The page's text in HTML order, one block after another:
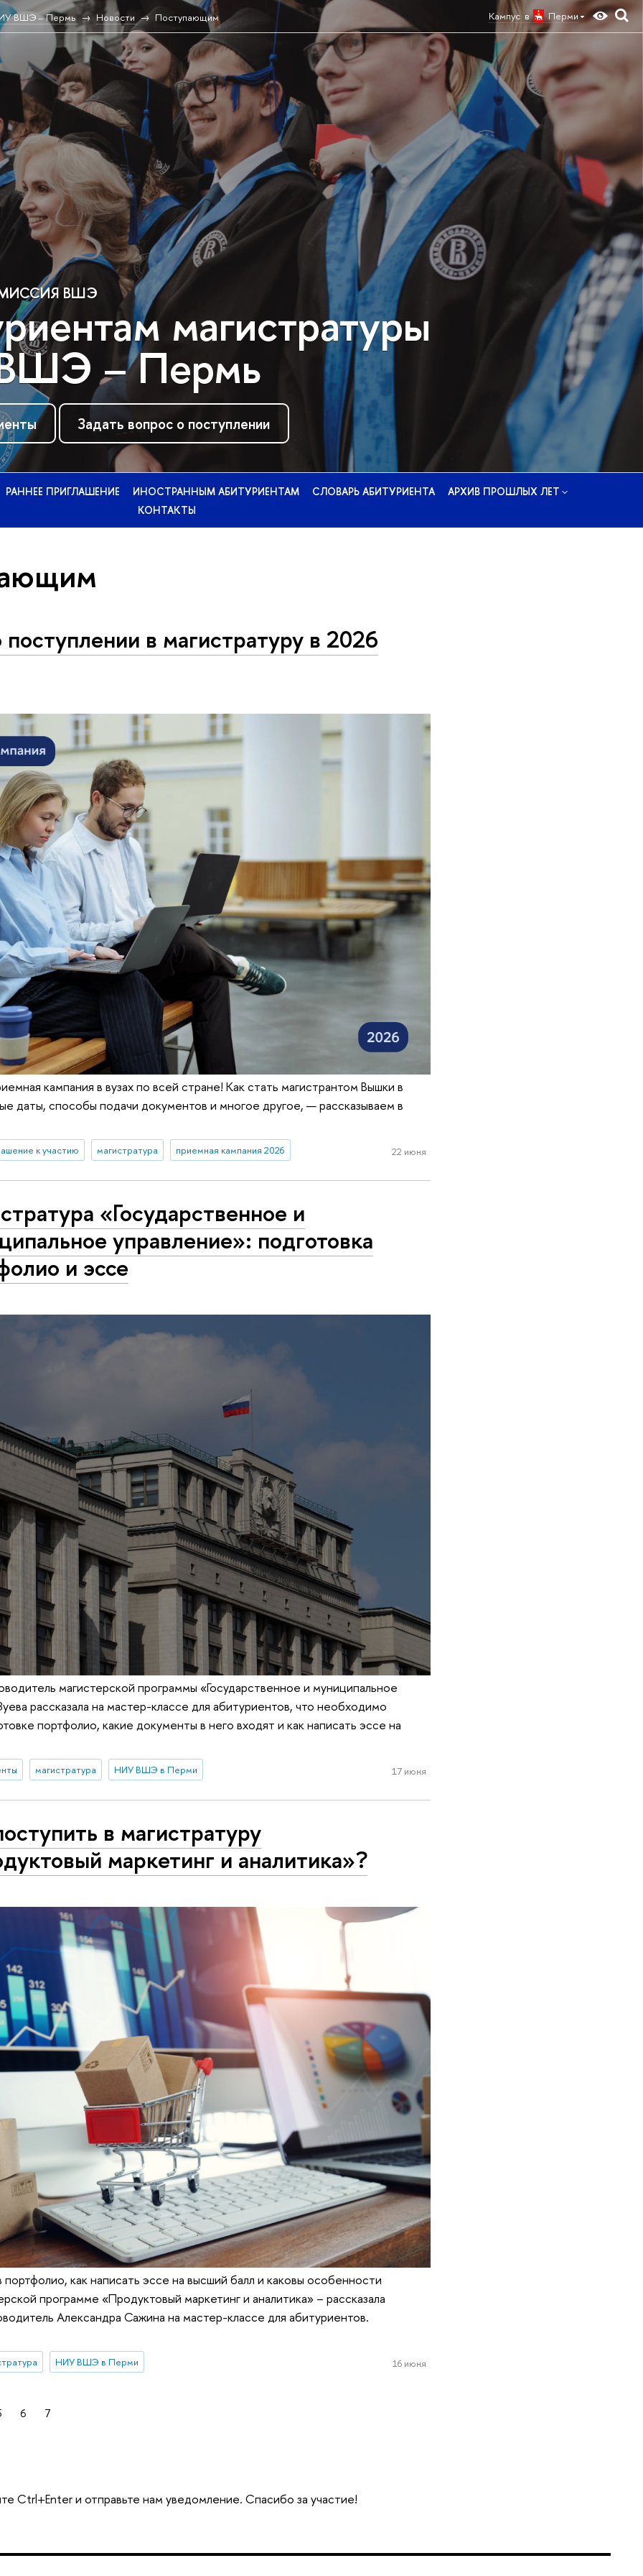
Кампус в Перми
ВШЭ – Пермь Новости Поступающим
ВШЭ
магистратуры
– Пермь
Задать вопрос о поступлении
РАННЕЕ ПРИГЛАШЕНИЕ ИНОСТРАННЫМ АБИТУРИЕНТАМ СЛОВАРЬ АБИТУРИЕНТА
АРХИВ ПРОШЛЫХ ЛЕТ
КОНТАКТЫ
поступлении в магистратуру в 2026
кампания в вузах по всей стране! Как стать магистрантом Вышки в
даты, способы подачи документов и многое другое, — рассказываем в
к участию магистратура приемная кампания 2026 22 июня
«Государственное и
управление»: подготовка
и эссе
магистерской программы «Государственное и муниципальное
рассказала на мастер-классе для абитуриентов, что необходимо
портфолио, какие документы в него входят и как написать эссе на
магистратура НИУ ВШЭ в Перми 17 июня
в магистратуру
маркетинг и аналитика»?
как написать эссе на высший балл и каковы особенности
программе «Продуктовый маркетинг и аналитика» – рассказала
Александра Сажина на мастер-классе для абитуриентов.
НИУ ВШЭ в Перми 16 июня
6 7
Ctrl+Enter и отправьте нам уведомление. Спасибо за участие!